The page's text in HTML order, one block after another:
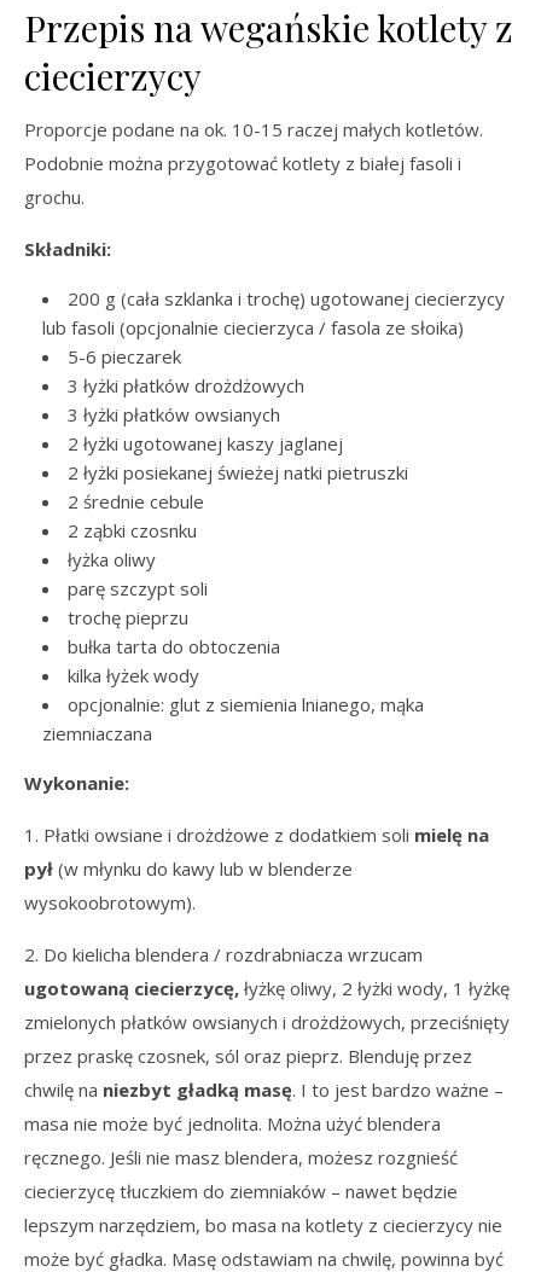
Przepis na wegańskie kotlety z
ciecierzycy
Proporcje podane na ok. 10-15 raczej małych kotletów.
Podobnie można przygotować kotlety z białej fasoli i
grochu.
Składniki:
200 g (cała szklanka i trochę) ugotowanej ciecierzycy
lub fasoli (opcjonalnie ciecierzyca / fasola ze słoika)
5-6 pieczarek
3 łyżki płatków drożdżowych
3 łyżki płatków owsianych
2 łyżki ugotowanej kaszy jaglanej
2 łyżki posiekanej świeżej natki pietruszki
2 średnie cebule
2 ząbki czosnku
łyżka oliwy
parę szczypt soli
trochę pieprzu
bułka tarta do obtoczenia
kilka łyżek wody
opcjonalnie: glut z siemienia lnianego, mąka
ziemniaczana
Wykonanie:
1. Płatki owsiane i drożdżowe z dodatkiem soli mielę na
pył (w młynku do kawy lub w blenderze
wysokoobrotowym).
2. Do kielicha blendera / rozdrabniacza wrzucam
ugotowaną ciecierzycę, łyżkę oliwy, 2 łyżki wody, 1 łyżkę
zmielonych płatków owsianych i drożdżowych, przeciśnięty
przez praskę czosnek, sól oraz pieprz. Blenduję przez
chwilę na niezbyt gładką masę. I to jest bardzo ważne –
masa nie może być jednolita. Można użyć blendera
ręcznego. Jeśli nie masz blendera, możesz rozgnieść
ciecierzycę tłuczkiem do ziemniaków – nawet będzie
lepszym narzędziem, bo masa na kotlety z ciecierzycy nie
może być gładka. Masę odstawiam na chwilę, powinna być